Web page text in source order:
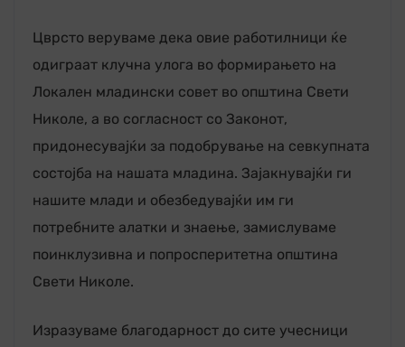
Цврсто веруваме дека овие работилници ќе
одиграат клучна улога во формирањето на
Локален младински совет во општина Свети
Николе, а во согласност со Законот,
придонесувајќи за подобрување на севкупната
состојба на нашата младина. Зајакнувајќи ги
нашите млади и обезбедувајќи им ги
потребните алатки и знаење, замислуваме
поинклузивна и попросперитетна општина
Свети Николе.
Изразуваме благодарност до сите учесници